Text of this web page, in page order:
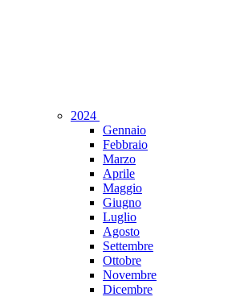
2024
Gennaio
Febbraio
Marzo
Aprile
Maggio
Giugno
Luglio
Agosto
Settembre
Ottobre
Novembre
Dicembre